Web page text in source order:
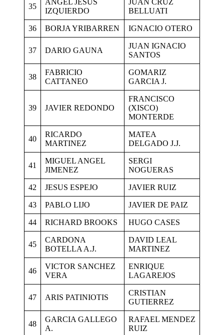
35
IZQUIERDO
BELLUATI
36 BORJA YRIBARREN IGNACIO OTERO
37 DARIO GAUNA
JUAN IGNACIO
SANTOS
38
FABRICIO
CATTANEO
GOMARIZ
GARCIA J.
39 JAVIER REDONDO
FRANCISCO
(XISCO)
MONTERDE
40
RICARDO
MARTINEZ
MATEA
DELGADO J.J.
41
MIGUEL ANGEL
JIMENEZ
SERGI
NOGUERAS
42 JESUS ESPEJO JAVIER RUIZ
43 PABLO LIJO JAVIER DE PAIZ
44 RICHARD BROOKS HUGO CASES
45
CARDONA
BOTELLA A.J.
DAVID LEAL
MARTINEZ
46
VICTOR SANCHEZ
VERA
ENRIQUE
LAGAREJOS
47 ARIS PATINIOTIS
CRISTIAN
GUTIERREZ
48
GARCIA GALLEGO
A.
RAFAEL MENDEZ
RUIZ